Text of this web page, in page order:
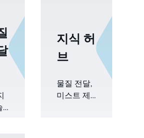
지식 허
브
물질 전달,
미스트 제